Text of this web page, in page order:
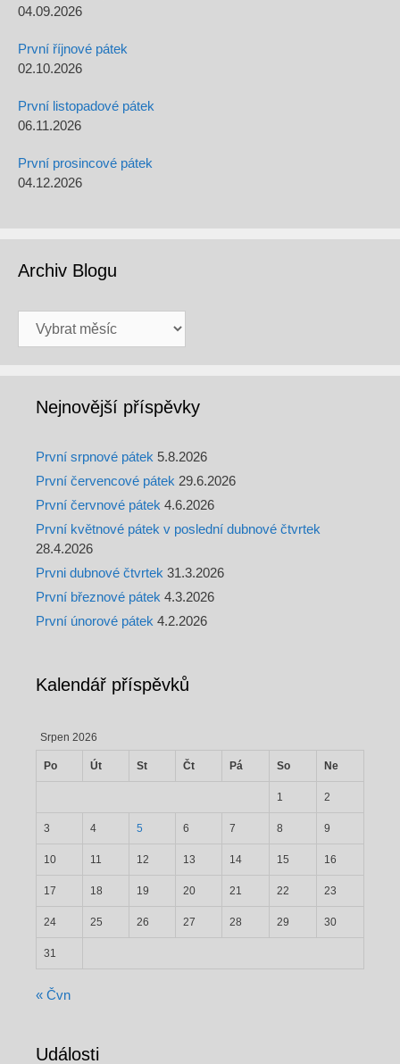
04.09.2026
První říjnové pátek
02.10.2026
První listopadové pátek
06.11.2026
První prosincové pátek
04.12.2026
Archiv Blogu
Blogu
Nejnovější příspěvky
První srpnové pátek 5.8.2026
První červencové pátek 29.6.2026
První červnové pátek 4.6.2026
První květnové pátek v poslední dubnové čtvrtek
28.4.2026
Prvni dubnové čtvrtek 31.3.2026
První březnové pátek 4.3.2026
První únorové pátek 4.2.2026
Kalendář příspěvků
Srpen 2026
Po Út St Čt Pá So Ne
1 2
3 4 5 6 7 8 9
10 11 12 13 14 15 16
17 18 19 20 21 22 23
24 25 26 27 28 29 30
31
« Čvn
Události